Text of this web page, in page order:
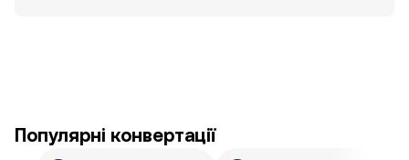
Популярні конвертації